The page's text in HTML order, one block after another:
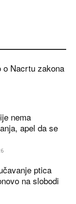
o Nacrtu zakona
nema
apel da se
ptica
na slobodi